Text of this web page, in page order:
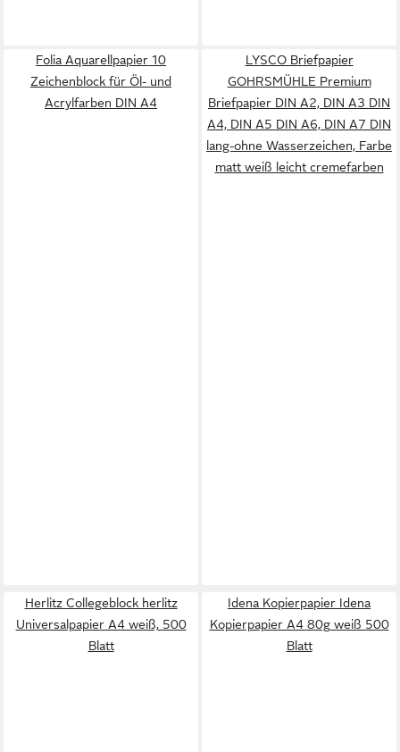
Folia Aquarellpapier 10
Zeichenblock für Öl- und
Acrylfarben DIN A4
LYSCO Briefpapier
GOHRSMÜHLE Premium
Briefpapier DIN A2, DIN A3 DIN
A4, DIN A5 DIN A6, DIN A7 DIN
lang-ohne Wasserzeichen, Farbe
matt weiß leicht cremefarben
Herlitz Collegeblock herlitz
Universalpapier A4 weiß, 500
Blatt
Idena Kopierpapier Idena
Kopierpapier A4 80g weiß 500
Blatt